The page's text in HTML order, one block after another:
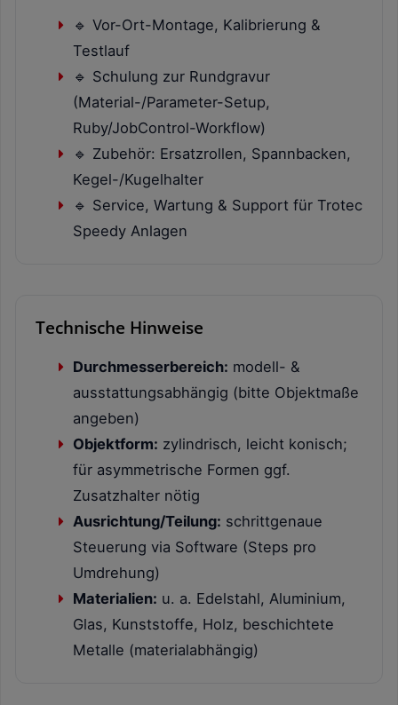
🔹 Vor-Ort-Montage, Kalibrierung &
Testlauf
🔹 Schulung zur Rundgravur
(Material-/Parameter-Setup,
Ruby/JobControl-Workflow)
🔹 Zubehör: Ersatzrollen, Spannbacken,
Kegel-/Kugelhalter
🔹 Service, Wartung & Support für Trotec
Speedy Anlagen
Technische Hinweise
Durchmesserbereich: modell- &
ausstattungsabhängig (bitte Objektmaße
angeben)
Objektform: zylindrisch, leicht konisch;
für asymmetrische Formen ggf.
Zusatzhalter nötig
Ausrichtung/Teilung: schrittgenaue
Steuerung via Software (Steps pro
Umdrehung)
Materialien: u. a. Edelstahl, Aluminium,
Glas, Kunststoffe, Holz, beschichtete
Metalle (materialabhängig)